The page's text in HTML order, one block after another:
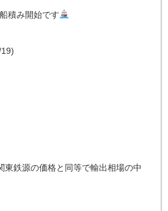
積み開始です
東鉄源の価格と同等で輸出相場の中